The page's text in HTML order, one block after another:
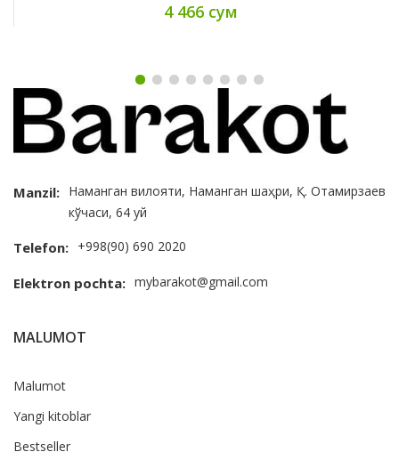
4 466 сум
Manzil: Наманган вилояти, Наманган шаҳри, Қ. Отамирзаев
кўчаси, 64 уй
Telefon: +998(90) 690 2020
Elektron pochta: mybarakot@gmail.com
MALUMOT
Malumot
Yangi kitoblar
Bestseller